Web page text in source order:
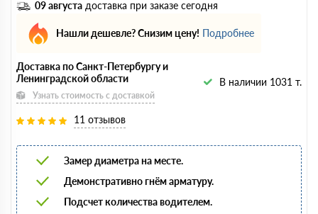
09 августа доставка при заказе сегодня
Нашли дешевле? Снизим цену! Подробнее
Доставка по Санкт-Петербургу и
Ленинградской области
Узнать стоимость с доставкой
В наличии 1031 т.
11 отзывов
Замер диаметра на месте.
Демонстративно гнём арматуру.
Подсчет количества водителем.